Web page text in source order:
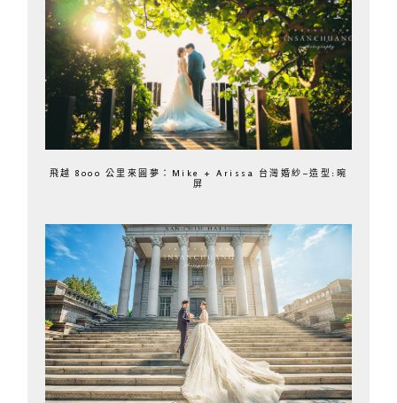
飛越 8000 公里來圓夢：Mike + Arissa 台灣婚紗–造型:晼
屏